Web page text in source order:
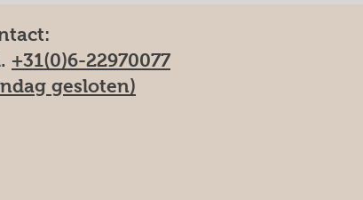
+31(0)6-22970077
gesloten)